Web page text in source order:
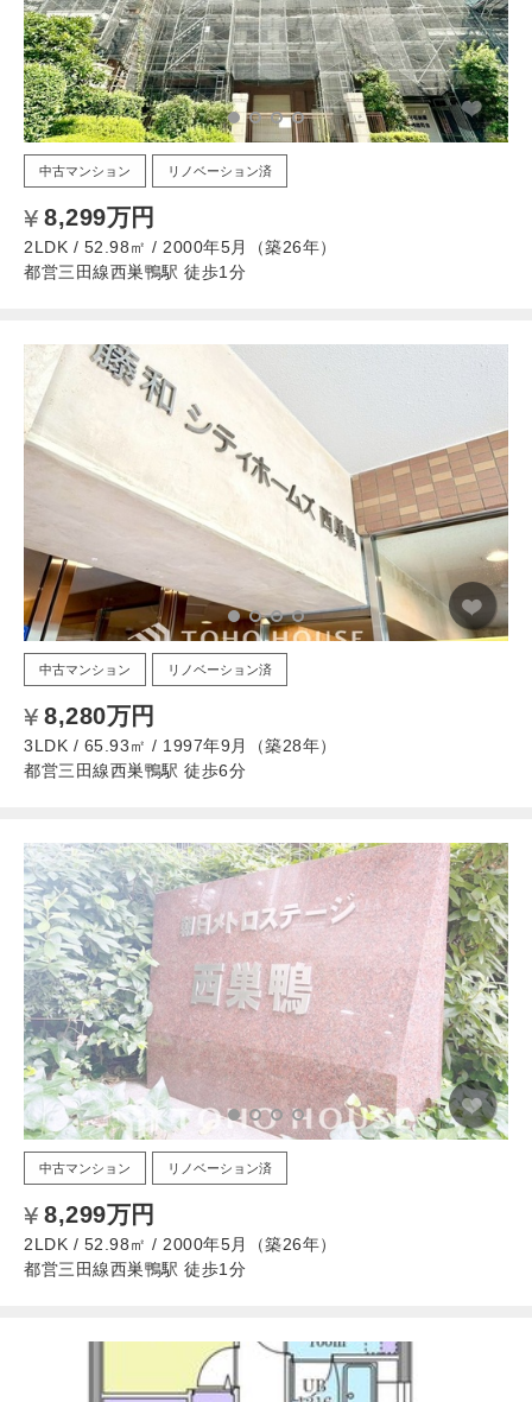
中古マンション リノベーション済
8,299万円
2LDK / 52.98㎡ / 2000年5月（築26年）
都営三田線西巣鴨駅 徒歩1分
中古マンション リノベーション済
8,280万円
3LDK / 65.93㎡ / 1997年9月（築28年）
都営三田線西巣鴨駅 徒歩6分
中古マンション リノベーション済
8,299万円
2LDK / 52.98㎡ / 2000年5月（築26年）
都営三田線西巣鴨駅 徒歩1分